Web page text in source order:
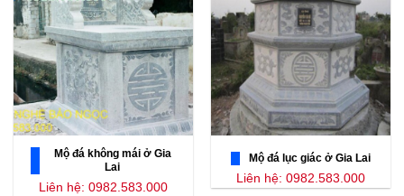
Mộ đá không mái ở Gia
Lai
Liên hệ: 0982.583.000
Mộ đá lục giác ở Gia Lai
Liên hệ: 0982.583.000